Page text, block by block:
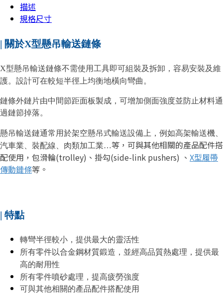
描述
規格尺寸
| 關於X型懸吊輸送鏈條
X型懸吊輸送鏈條不需使用工具即可組裝及拆卸，容易安裝及維
護。設計可在較短半徑上均衡地橫向彎曲。
鏈條外鏈片由中間節距面板製成，可增加側面強度並防止材料通
過鏈節掉落。
懸吊輸送鏈通常用於架空懸吊式輸送設備上，例如高架輸送機、
汽車業、裝配線、 肉類加工業…等，可與其他相關的產品配件搭
配使用，包滑輪(trolley)、掛勾(side-link pushers) 、 X型履帶
傳動鏈條等。
| 特點
轉彎半徑較小，提供最大的靈活性
所有零件以合金鋼材質鍛造，並經高品質熱處理，提供最
高的耐用性
所有零件噴砂處理，提高疲勞強度
可與其他相關的產品配件搭配使用